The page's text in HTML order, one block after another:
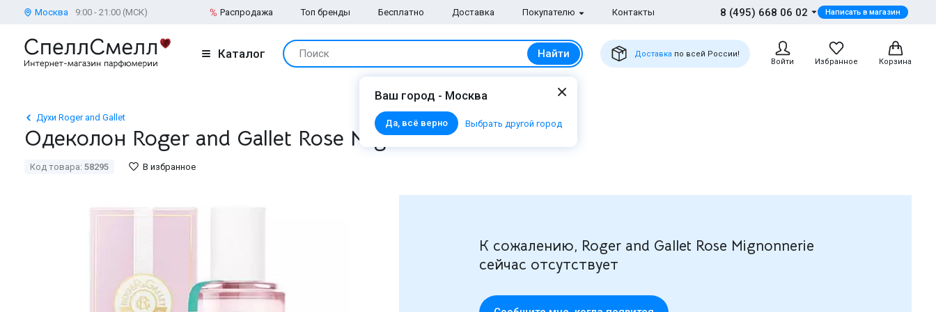
Москва 9:00 - 21:00 (МСК) Распродажа Топ бренды Бесплатно Доставка Покупателю Контакты 8 (495) 668 06 02 Написать в магазин
Каталог Поиск Найти Доставка по всей России!
Войти
Избранное Корзина
Ваш город - Москва
Да, всё верно Выбрать другой город
Духи Roger and Gallet
Одеколон Roger and Gallet Rose Mignonnerie
Код товара: 58295 В избранное
К сожалению, Roger and Gallet Rose Mignonnerie
сейчас отсутствует